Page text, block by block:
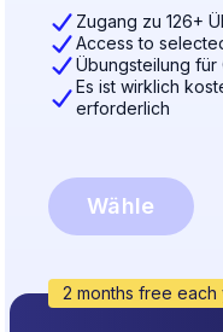
Zugang zu 126+
Access to
Übungsteilung für
Es ist wirklich
erforderlich
Wähle
2 months free each